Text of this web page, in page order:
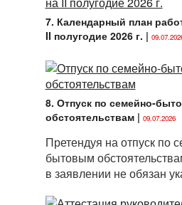
7. Календарный план
II полугодие 2026 г. |
8. Отпуск по семейно-
обстоятельствам| 09.07.2026
Претендуя на отпуск по
бытовым
в заявлении не обязан